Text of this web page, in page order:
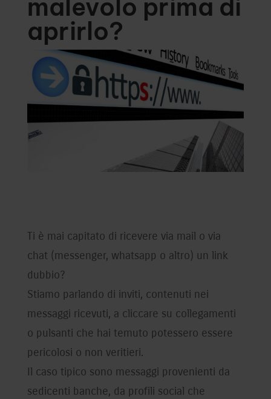
malevolo prima di
aprirlo?
Ti è mai capitato di ricevere via mail o via
chat (messenger, whatsapp o altro) un link
dubbio?
Stiamo parlando di inviti, contenuti nei
messaggi ricevuti, a cliccare su collegamenti
o pulsanti che hai temuto potessero essere
pericolosi o non veritieri.
Il caso tipico sono messaggi provenienti da
sedicenti banche, da profili social che